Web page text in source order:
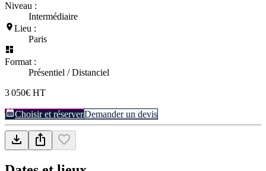
Niveau :
Intermédiaire
Lieu :
Paris
Format :
Présentiel / Distanciel
3 050€ HT
Choisir et réserverDemander un devis